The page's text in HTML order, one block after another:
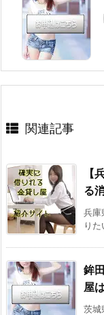
関連記事
【
る
兵庫
り
鉾
屋
茨城